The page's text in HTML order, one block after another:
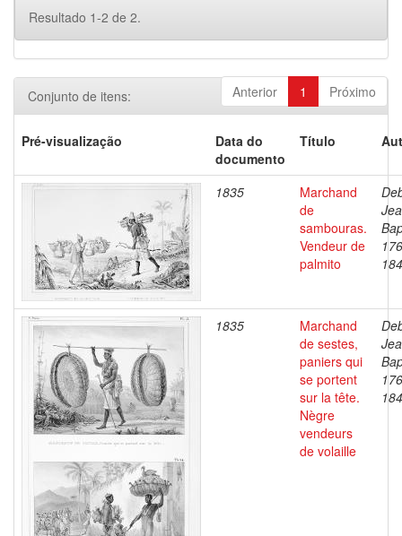
Resultado 1-2 de 2.
Anterior 1 Próximo
Conjunto de itens:
Pré-visualização
Data do
documento
Título
1835
Marchand
de
sambouras.
Vendeur de
palmito
1835
Marchand
de sestes,
paniers qui
se portent
sur la tête.
Nègre
vendeurs
de volaille